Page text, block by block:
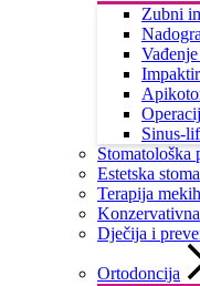
Zubni
Sinus-
Stomatološka
Estetska
Terapija
Dječija i
Ortodoncija